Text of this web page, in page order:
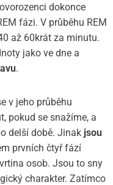
dokonce
fázi. V průběhu REM
až 60krát za minutu.
jako ve dne a
.
v jeho průběhu
pokud se snažíme, a
delší době. Jinak jsou
prvních čtyř fází
osob. Jsou to sny
charakter. Zatímco